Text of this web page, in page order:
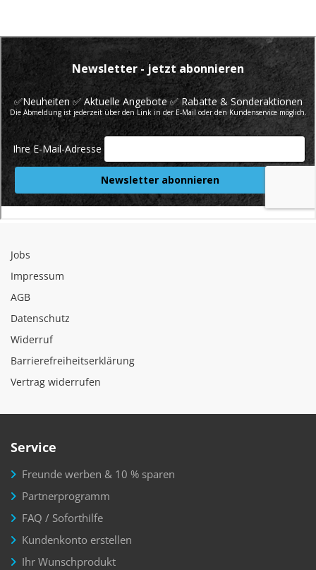
Jobs
Impressum
AGB
Datenschutz
Widerruf
Barrierefreiheitserklärung
Vertrag widerrufen
Service
Freunde werben & 10 % sparen
Partnerprogramm
FAQ / Soforthilfe
Kundenkonto erstellen
Ihr Wunschprodukt